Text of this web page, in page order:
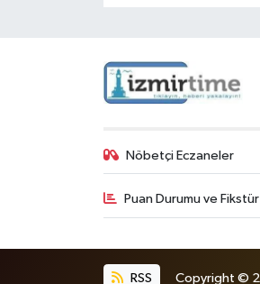
Nöbetçi Eczaneler
Puan Durumu ve Fikstür
RSS Copyright ©